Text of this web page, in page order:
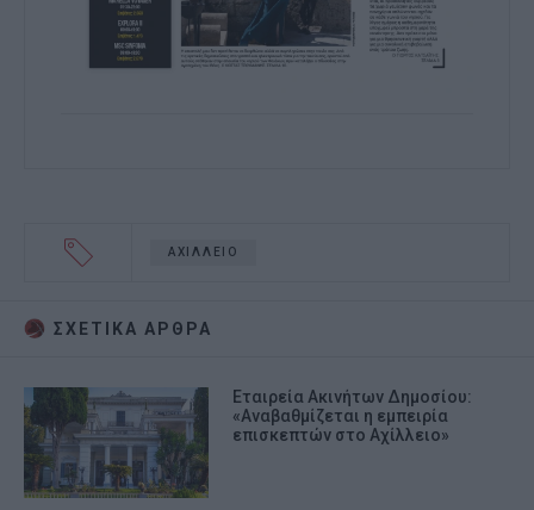
ΑΧΙΛΛΕΙΟ
ΣΧΕΤΙΚA AΡΘΡΑ
Εταιρεία Ακινήτων Δημοσίου:
«Αναβαθμίζεται η εμπειρία
επισκεπτών στο Αχίλλειο»